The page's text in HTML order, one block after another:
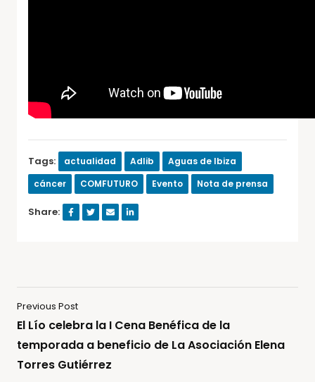
Tags: actualidad Adlib
Aguas de Ibiza
cáncer
COMFUTURO Evento Nota de prensa
Share:
Previous Post
El Lío celebra la I Cena Benéfica de la
temporada a beneficio de La Asociación Elena
Torres Gutiérrez